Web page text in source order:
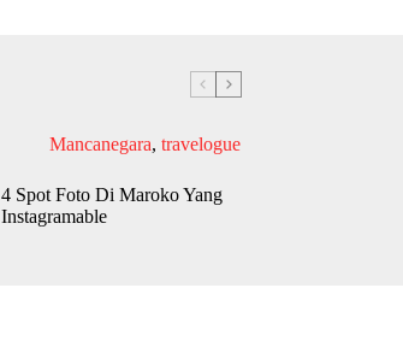
Mancanegara, travelogue
4 Spot Foto Di Maroko Yang
Instagramable